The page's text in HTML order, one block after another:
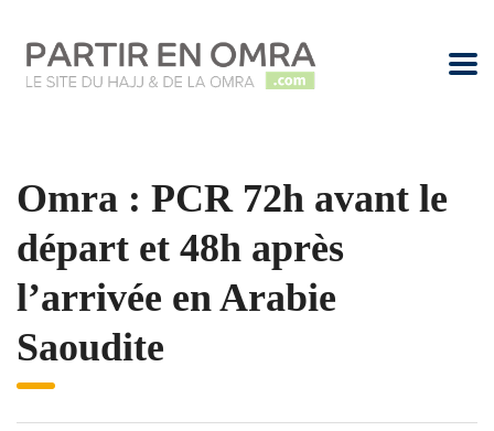
Omra : PCR 72h avant le
départ et 48h après
l’arrivée en Arabie
Saoudite